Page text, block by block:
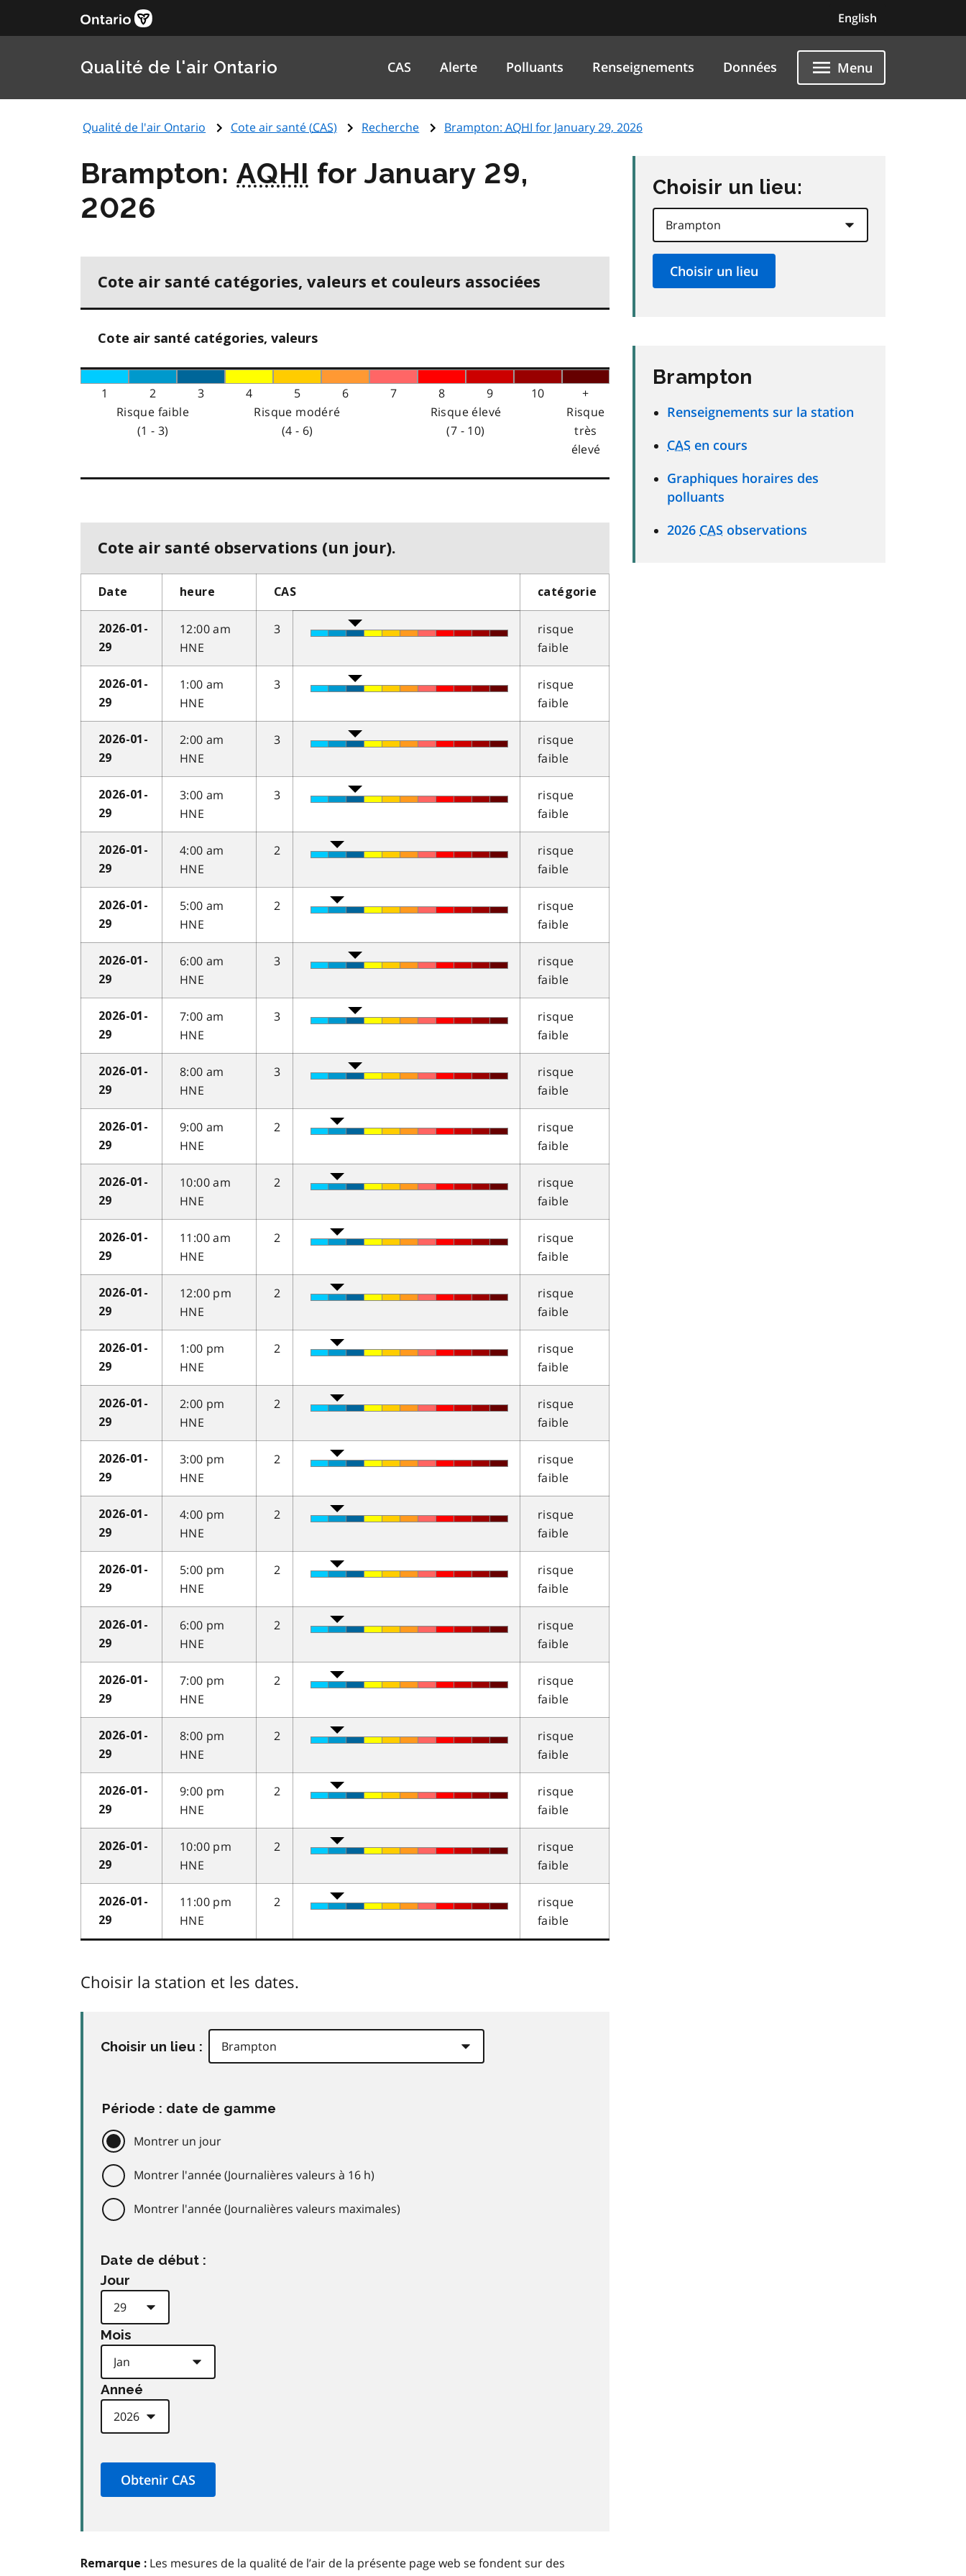
English
Qualité de l'air Ontario CAS Alerte Polluants Renseignements Données Menu
Qualité de l'air Ontario Cote air santé (CAS) Recherche Brampton: AQHI for January 29, 2026
Brampton:AQHI for January 29,
2026
Cote air santé catégories, valeurs et couleurs associées
Cote air santé catégories, valeurs
1 2 3 4 5 6 7 8 9 10
+
Risque faible
(1 - 3)
Risque modéré
(4 - 6)
Risque élevé
(7 - 10)
Risque
très
élevé
Cote air santé observations (un jour).
Date heure CAS catégorie
2026-01-
29
12:00 am
HNE
3
risque
faible
2026-01-
29
1:00 am
HNE
3
risque
faible
2026-01-
29
2:00 am
HNE
3
risque
faible
2026-01-
29
3:00 am
HNE
3
risque
faible
2026-01-
29
4:00 am
HNE
2
risque
faible
2026-01-
29
5:00 am
HNE
2
risque
faible
2026-01-
29
6:00 am
HNE
3
risque
faible
2026-01-
29
7:00 am
HNE
3
risque
faible
2026-01-
29
8:00 am
HNE
3
risque
faible
2026-01-
29
9:00 am
HNE
2
risque
faible
2026-01-
29
10:00 am
HNE
2
risque
faible
2026-01-
29
11:00 am
HNE
2
risque
faible
2026-01-
29
12:00 pm
HNE
2
risque
faible
2026-01-
29
1:00 pm
HNE
2
risque
faible
2026-01-
29
2:00 pm
HNE
2
risque
faible
2026-01-
29
3:00 pm
HNE
2
risque
faible
2026-01-
29
4:00 pm
HNE
2
risque
faible
2026-01-
29
5:00 pm
HNE
2
risque
faible
2026-01-
29
6:00 pm
HNE
2
risque
faible
2026-01-
29
7:00 pm
HNE
2
risque
faible
2026-01-
29
8:00 pm
HNE
2
risque
faible
2026-01-
29
9:00 pm
HNE
2
risque
faible
2026-01-
29
10:00 pm
HNE
2
risque
faible
2026-01-
29
11:00 pm
HNE
2
risque
faible
Choisir la station et les dates.
Choisir un lieu :
Période : date de gamme
Montrer un jour
Montrer l'année (Journalières valeurs à 16 h)
Montrer l'année (Journalières valeurs maximales)
Date de début :
Jour
Mois
Anneé
Remarque : Les mesures de la qualité de l’air de la présente page web se fondent sur des
Choisir un lieu:
Brampton
Renseignements sur la station
CAS en cours
Graphiques horaires des
polluants
2026 CAS observations